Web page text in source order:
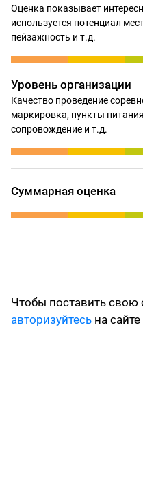
Оценка показывает
используется потенциал
пейзажность и т.д.
Уровень организации
Качество проведение
маркировка, пункты
сопровождение и т.д.
Суммарная оценка
Чтобы поставить свою
авторизуйтесь на сайте